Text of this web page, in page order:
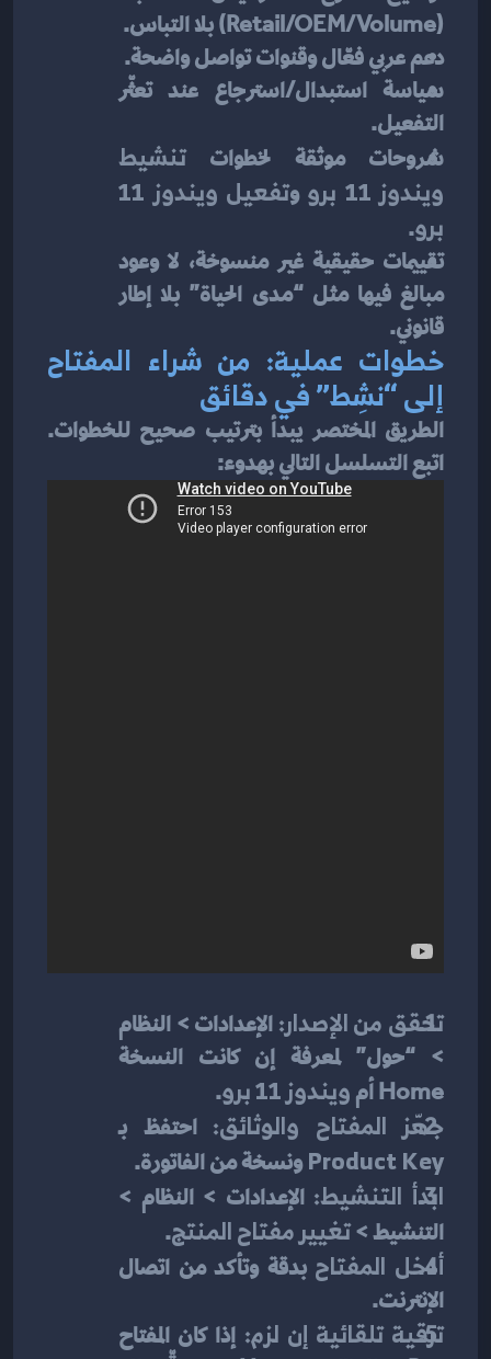
(Retail/OEM/Volume) بلا التباس.
دعم عربي فعّال وقنوات تواصل واضحة.
سياسة استبدال/استرجاع عند تعثّر
التفعيل.
شروحات موثقة لخطوات
تنشيط
ويندوز 11 برو
و
تفعيل ويندوز 11
برو.
تقييمات حقيقية غير منسوخة، لا وعود
مبالغ فيها مثل “مدى الحياة” بلا إطار
قانوني.
إلى “نشِط” في دقائق
اتبع التسلسل التالي بهدوء:
تحقق من الإصدار:
> “حول” لمعرفة إن كانت النسخة
Home أم ويندوز 11 برو .
جهّز المفتاح والوثائق: احتفظ بـ
Product Key ونسخة من الفاتورة.
ابدأ التنشيط:
التنشيط > تغيير مفتاح المنتج.
أدخل المفتاح
الإنترنت.
ترقية تلقائية إن لزم: